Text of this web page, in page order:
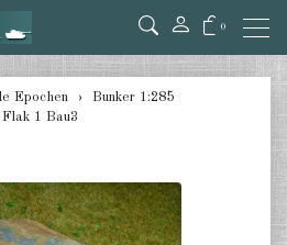
0
Epochen
Bunker 1:285
1 Bau3